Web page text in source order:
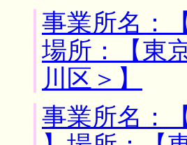
事業所名：
場所：【東
川区＞】
事業所名：